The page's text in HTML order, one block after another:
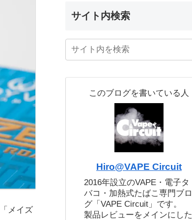
メイズ
サイト内検索
このブログを書いている人
Hiro@VAPE Circuit
2016年設立のVAPE・電子タ
バコ・加熱式たばこ専門ブロ
グ「VAPE Circuit」です。
製品レビューをメインにした